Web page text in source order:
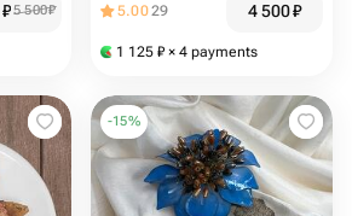
₽5 500₽ 5.0029 4 500₽
1 125 ₽ × 4 payments
-15%